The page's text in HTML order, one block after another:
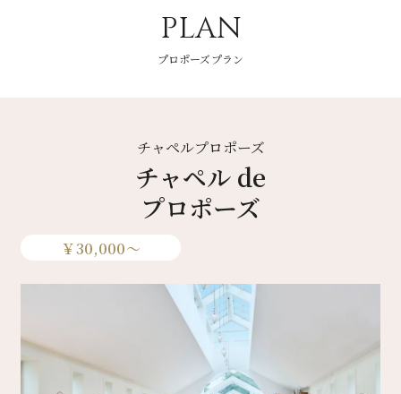
PLAN
プロポーズプラン
チャペル de
プロポーズ
チャペルプロポーズ
￥30,000～